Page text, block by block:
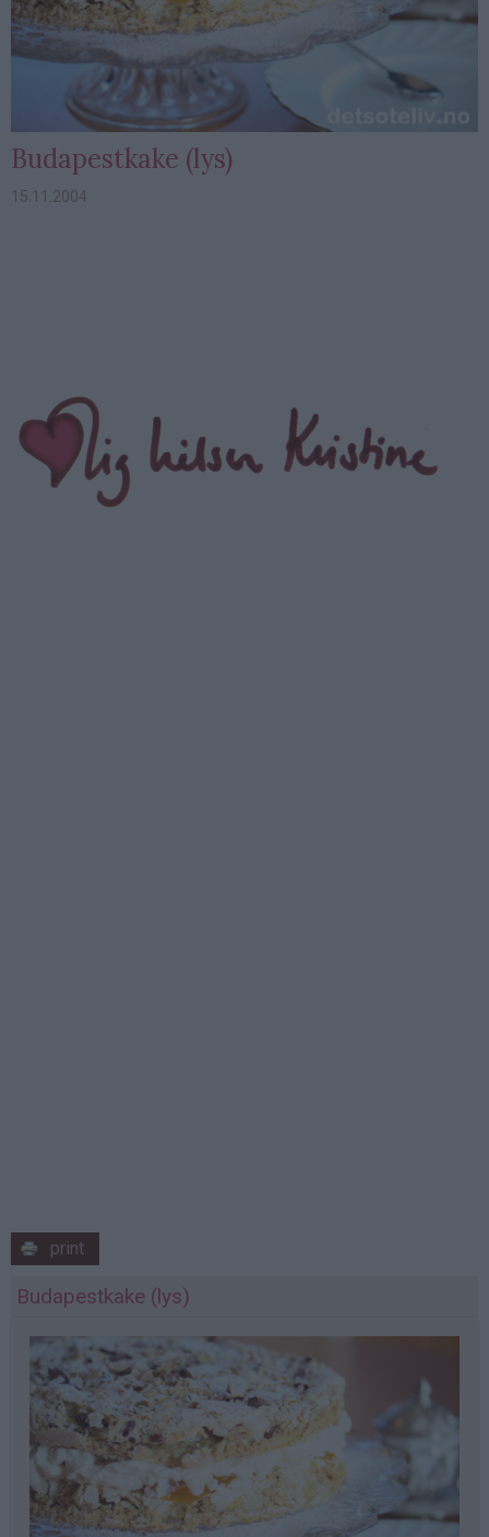
Budapestkake (lys)
15.11.2004
print
Budapestkake (lys)